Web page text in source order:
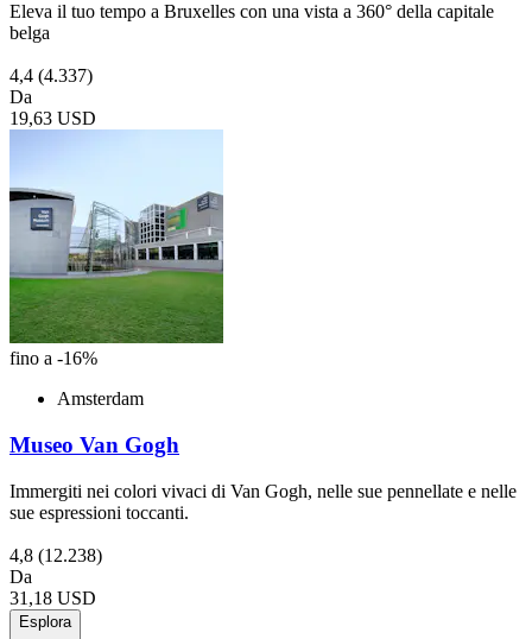
Eleva il tuo tempo a Bruxelles con una vista a 360° della capitale
belga
4,4 (4.337)
Da
19,63 USD
fino a -16%
Amsterdam
Museo Van Gogh
Immergiti nei colori vivaci di Van Gogh, nelle sue pennellate e nelle
sue espressioni toccanti.
4,8 (12.238)
Da
31,18 USD
Esplora